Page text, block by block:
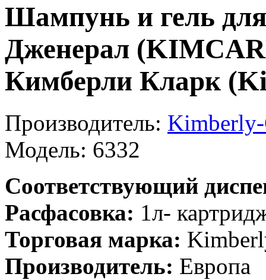
Шампунь и гель
Дженерал
Кимберли Кларк
Производитель:
Модель: 6332
Соответствующий
Расфасовка: 1л-
Торговая марка:
Производитель: Европа